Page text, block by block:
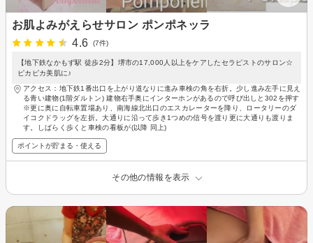
お肌よみがえらせサロン ポンポネッラ
4.6
(7件)
【地下鉄なかもず駅 徒歩2分】堺市の17,000人以上をケアしたセラピストのサロン☆
ピカピカ美肌に♪
アクセス：地下鉄1番出口を上がり道なりに進み車検の角を右折。少し進み左手に見え
る青い建物(1階ダルトン) 建物右手奥にインターホンがあるので呼び出しと302を押す
※更に奥に自転車置場あり、南海線北出口のエスカレーターを降り、ロータリーのダ
イコクドラッグを左折。大通りに沿って歩き1つめの信号を渡り更に大通りも渡りま
す。しばらく歩くと車検の看板が(以降 同上)
ポイントが貯まる・使える
その他の情報を表示